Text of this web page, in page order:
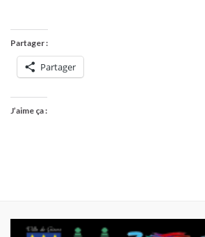
Partager :
Partager
J’aime ça :